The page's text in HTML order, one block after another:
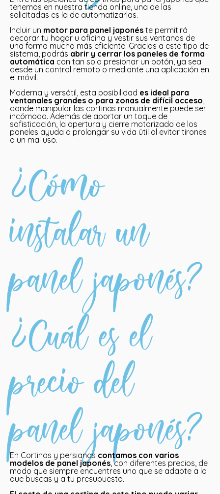
tenemos en nuestra tienda online, una de las
solicitadas es la de automatizarlas.
Incluir un motor para panel japonés te permitirá
decorar tu hogar u oficina y vestir sus ventanas de
una forma mucho más eficiente. Gracias a este tipo de
sistema, podrás abrir y cerrar los paneles de forma
automática con tan solo presionar un botón, ya sea
desde un control remoto o mediante una aplicación en
el móvil.
Moderna y versátil, esta posibilidad es ideal para
ventanales grandes o para zonas de difícil acceso
donde manipular las cortinas manualmente puede ser
incómodo. Además de aportar un toque de
sofisticación, la apertura y cierre motorizado de los
paneles ayuda a prolongar su vida útil al evitar tirones
o un mal uso.
¿Cómo
instalar un
panel japonés?
¿Cuál es el
precio del
panel japonés?
En Cortinas y persianas contamos con varios
modelos de panel japonés , con diferentes precios, de
modo que siempre encuentres uno que se adapte a lo
que buscas y a tu presupuesto.